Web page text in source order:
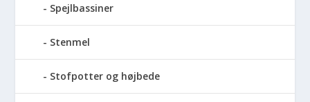
Spejlbassiner
Stenmel
Stofpotter og højbede